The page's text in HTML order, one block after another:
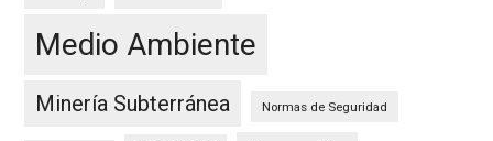
Medio Ambiente
Minería Subterránea Normas de Seguridad